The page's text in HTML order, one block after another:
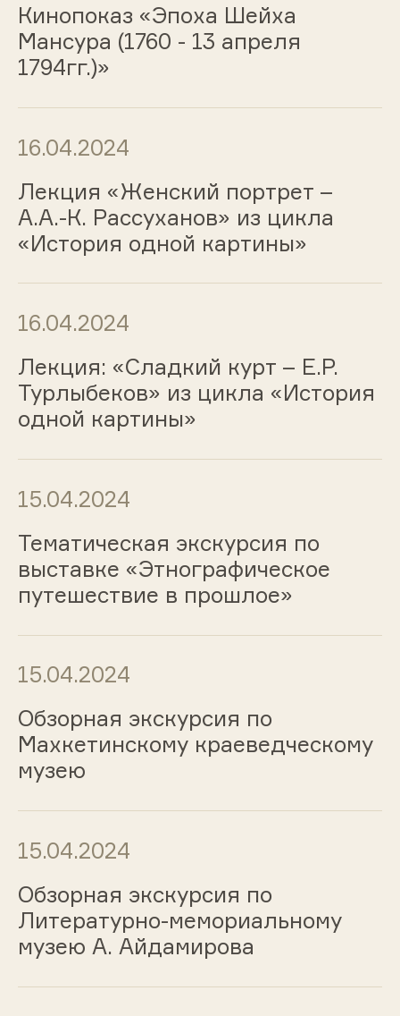
Кинопоказ «Эпоха Шейха
Мансура (1760 - 13 апреля
1794гг.)»
16.04.2024
Лекция «Женский портрет –
А.А.-К. Рассуханов» из цикла
«История одной картины»
16.04.2024
Лекция: «Сладкий курт – Е.Р.
Турлыбеков» из цикла «История
одной картины»
15.04.2024
Тематическая экскурсия по
выставке «Этнографическое
путешествие в прошлое»
15.04.2024
Обзорная экскурсия по
Махкетинскому краеведческому
музею
15.04.2024
Обзорная экскурсия по
Литературно-мемориальному
музею А. Айдамирова